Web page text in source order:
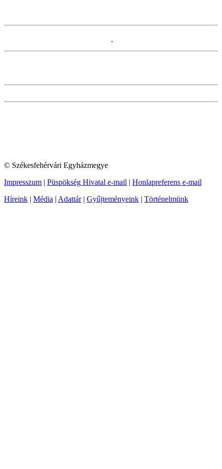
© Székesfehérvári Egyházmegye
Impresszum | Püspökség Hivatal e-mail | Honlapreferens e-mail
Híreink | Média | Adattár| Gyűjteményeink | Történelmünk